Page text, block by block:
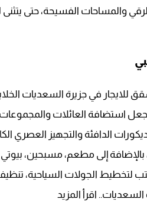
والمساحات الفسيحة، حتى يتثنى
للايجار في جزيرة السعديات
استضافة العائلات
الدافئة والتجهيز العصري
إلى مطعم، مسبحين،